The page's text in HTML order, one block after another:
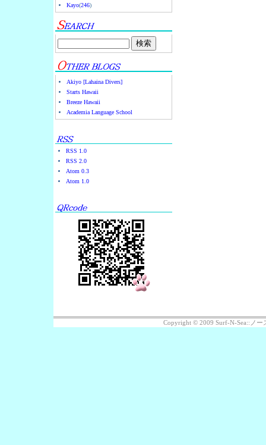
Kayo(246)
Akiyo [Lahaina Divers]
Starts Hawaii
Breeze Hawaii
Academia Language School
RSS 1.0
RSS 2.0
Atom 0.3
Atom 1.0
Copyright © 2009 Surf-N-Sea::ノー